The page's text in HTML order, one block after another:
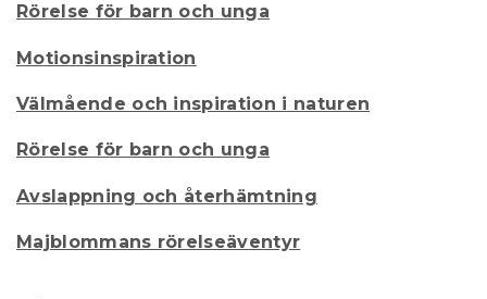
Rörelse för barn och unga
Motionsinspiration
Välmående och inspiration i naturen
Rörelse för barn och unga
Avslappning och återhämtning
Majblommans rörelseäventyr